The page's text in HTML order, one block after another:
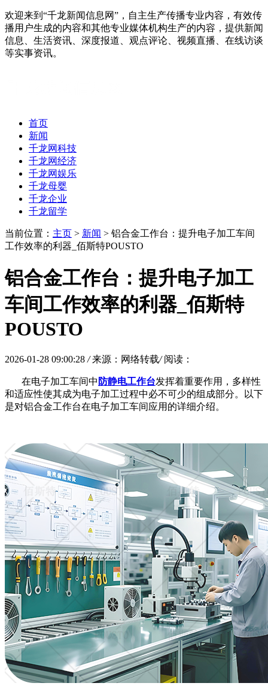
欢迎来到“千龙新闻信息网”，自主生产传播专业内容，有效传
播用户生成的内容和其他专业媒体机构生产的内容，提供新闻
信息、生活资讯、深度报道、观点评论、视频直播、在线访谈
等实事资讯。
首页
新闻
千龙网科技
千龙网经济
千龙网娱乐
千龙母婴
千龙企业
千龙留学
当前位置： 主页 > 新闻 > 铝合金工作台：提升电子加工车间
工作效率的利器_佰斯特POUSTO
铝合金工作台：提升电子加工
车间工作效率的利器_佰斯特
POUSTO
2026-01-28 09:00:28 / 来源：网络转载/ 阅读：
在电子加工车间中 防静电工作台发挥着重要作用，多样性
和适应性使其成为电子加工过程中必不可少的组成部分。以下
是对铝合金工作台在电子加工车间应用的详细介绍。